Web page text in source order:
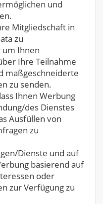
und
Mitgliedschaft in
zu
Ihnen
Ihre Teilnahme
maßgeschneiderte
zu senden.
Ihnen Werbung
des Dienstes
Ausfüllen von
zu
Dienste und auf
basierend auf
oder
zur Verfügung zu